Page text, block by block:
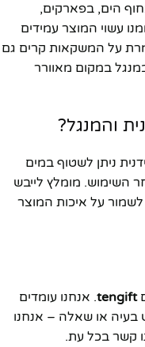
הים, בפארקים,
עשוי המוצר עמידים
על המשקאות קרים גם
במקום מאוורר
והמנגל?
ניתן לשטוף במים
השימוש. מומלץ לייבש
על איכות המוצר
tengift. אנחנו עומדים
בעיה או שאלה – אנחנו
קשר בכל עת.